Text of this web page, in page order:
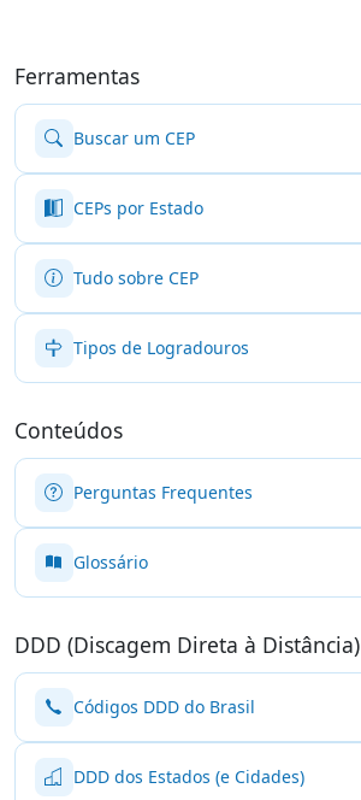
Ferramentas
Buscar um CEP
CEPs por Estado
Tudo sobre CEP
Tipos de Logradouros
Conteúdos
Perguntas Frequentes
Glossário
DDD (Discagem Direta à Distância)
Códigos DDD do Brasil
DDD dos Estados (e Cidades)